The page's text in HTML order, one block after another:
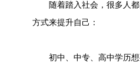
随着踏入社会，很多人都
方式来提升自己：
初中、中专、高中学历想